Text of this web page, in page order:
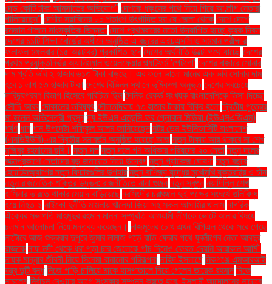
দেড় কোটি টাকা আত্মসাতের অভিযোগ" দেশকে ধ্বংসের পথে নিয়ে গিয়ে আ.লীগ নেতারা
পালিয়েছেন" দেশীয় সয়াবিনের ৮০ শতাংশ উৎপাদিত হয় যে জেলা থেকে দেশে দেশে
রমজান পালনে সাংস্কৃতিক ভিন্নতা দেশে প্রথমবারের মতো উদযাপিত হচ্ছে কৃষক দিবস
দেশের ১১টি শিক্ষা বোর্ডের অধীনে অনুষ্ঠিত এ বছরের এইচএসসি ও সমমান পরীক্ষার
ফলাফল মঙ্গলবার (১৫ অক্টোবর) প্রকাশিত হবে দেশের অর্থনীতি উল্টো পথে যাচ্ছে দেশের
প্রথম প্রযুক্তিনির্ভর অ্যানিম্যাল ওয়েলফেয়ার প্ল্যাটফর্ম 'পেটগো' দেশের বাজারে সোনার
দাম প্রতি ভরি ২ হাজার ৬১৩ টাকা বাড়ছে। এর ফলে ভালো মানের এক ভরি সোনার দাম
হবে ১ লাখ ৫৩ হাজার টাকা দেশের বিভিন্ন স্থানে ভূমিকম্প অনুভূত দেশের সবচেয়ে
দারিদ্র্যপ্রবণ বিভাগ হিসেবে পরিচিত ছিল দৈনিক রেকর্ড সংখ্যক বাংলাদেশিকে ভিসা দিচ্ছে
সৌদি আরব দোকানের ভবিষ্যৎ দৌলতদিয়ায় ৭৩ হাজার টাকায় বিক্রি হলো দ্বিতীয় পুত্রের
মা হলেন অভিনেত্রী প্রসূন দ্য ইউএস এজেন্সি ফর গ্লোবাল মিডিয়া (ইউএসএজিএম)
ধর্ষণ ধান ধান উপদেষ্টা শফিকুল আলম জানিয়েছেন নটর ডেম ইউনিভার্সিটি বাংলাদেশ
(এনডিইউবি)-এর দ্বিতীয় সমাবর্তন অনুষ্ঠিত হয়েছে আজ নতুন টাকায় আর থাকবে না শেখ
মুজিবুর রহমানের ছবি। নতুন দল নতুন দলে গণ অধিকার পরিষদের ২০ নেতা নতুন দলের
আত্মপ্রকাশে নেতাদের বড় জমায়েত নিয়ে উদ্বেগ নতুন প্যাকেজ ঘোষণা নতুন বছরে
হোয়াটসঅ্যাপের নতুন ফিচারগুলির উপহার নতুন বাণিজ্য যুদ্ধের মুখোমুখি যুক্তরাষ্ট্র ও চীন
নতুন রাজনৈতিক শক্তির উদ্ভব: রাজনীতিতে নানা গুঞ্জন নতুন স্বপ্ন নয়াদিল্লি শেখ
হাসিনার ভারতে থাকার মেয়াদ বাড়িয়েছে নরসিংদীর চরাঞ্চলে দুই পক্ষের সংঘর্ষে গুলিবিদ্ধ
হয়ে নিহত ২ নাইকো দুর্নীতি মামলায় খালেদা জিয়া সহ সকল আসামির খালাস নাগরিক
ঐক্যের সভাপতি মাহমুদুর রহমান মান্না সম্প্রতি আওয়ামী লীগকে ভোটে আনার বিষয়ে
চলমান আলোচনা নিয়ে মন্তব্য করেছেন। নাজমুলের চোখ এখন বিপিএল থেকে সরে গেছে
নাটোরে আজ শুক্রবার দুপুরে জুমার নামাজ পড়ে বাড়ি ফেরার পথে যুবলীগের নেতা আবদুর
রাজ্জাক নাফ নদী থেকে ধরা পড়া চার জেলেকে পাঁচ দিনেও ফেরত দেয়নি আরাকান আর্মি"
নায়ক মান্নার জীবনী নিয়ে সিনেমা বানানোর পরিকল্পনা নাহিদ ইসলামে নিকগঞ্জে এমআরআই
যন্ত্র দুটি বন্ধ নিজে গাড়ি চালিয়ে মাকে হাসপাতালে নিয়ে গেলেন তারেক রহমান নিজে
নাচলেন নির্বাচন দেওয়ার আগে সংস্কার সম্পন্ন করতে হবে: ইসলামী আন্দোলনের নায়েবে